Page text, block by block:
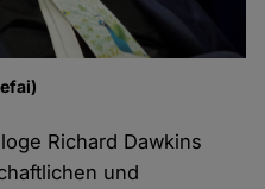
Richard Dawkins
und